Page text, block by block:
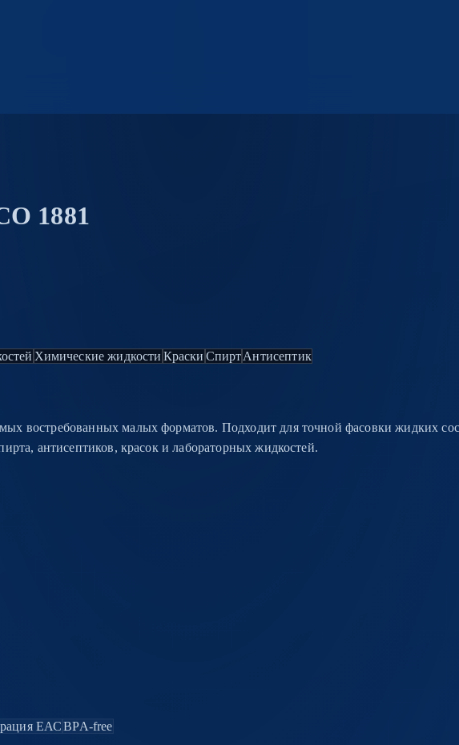
1881
Химические жидкости Краски СпиртАнтисептик
востребованных малых форматов. Подходит для точной фасовки жидких
антисептиков, красок и лабораторных жидкостей.
ЕАСBPA-free